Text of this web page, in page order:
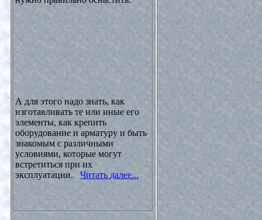
А для этого надо знать, как
изготавливать те или иные его
элементы, как крепить
оборудование и арматуру и быть
знакомым с различными
условиями, которые могут
встретиться при их
эксплуатации.
Читать далее...